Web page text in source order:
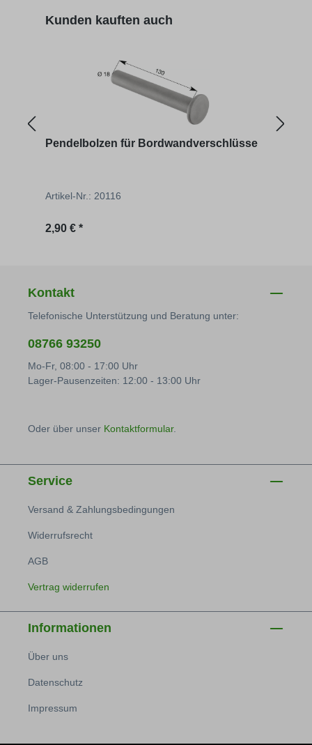
Produktgalerie überspringen
Kunden kauften auch
Pendelbolzen für Bordwandverschlüsse
Artikel-Nr.: 20116
Regulärer Preis:
2,90 € *
Kontakt
Telefonische Unterstützung und Beratung unter:
08766 93250
Mo-Fr, 08:00 - 17:00 Uhr
Lager-Pausenzeiten: 12:00 - 13:00 Uhr
Oder über unser Kontaktformular.
Service
Versand & Zahlungsbedingungen
Widerrufsrecht
AGB
Vertrag widerrufen
Informationen
Über uns
Datenschutz
Impressum